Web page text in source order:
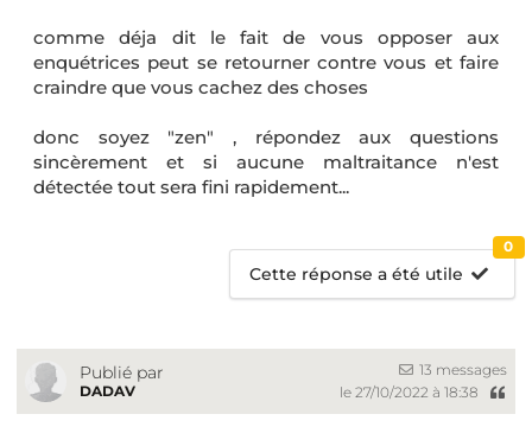
comme déja dit le fait de vous opposer aux
enquétrices peut se retourner contre vous et faire
craindre que vous cachez des choses
donc soyez "zen" , répondez aux questions
sincèrement et si aucune maltraitance n'est
détectée tout sera fini rapidement...
Cette réponse a été utile
0
Publié par
DADAV
13 messages
le 27/10/2022 à 18:38